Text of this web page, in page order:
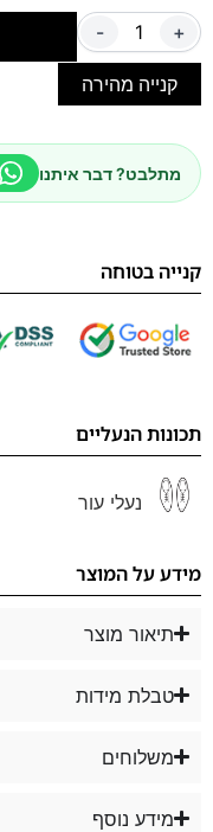
- +
קנייה מהירה
מתלבט? דבר איתנו
קנייה בטוחה
תכונות הנעליים
נעלי עור
מידע על המוצר
תיאור מוצר
טבלת מידות
משלוחים
מידע נוסף